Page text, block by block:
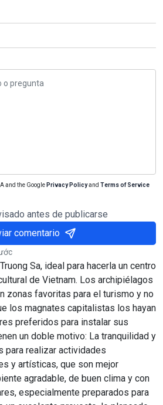
and the Google Privacy Policyand Terms of Service
antes de publicarse
comentario
Sa, ideal para hacerla un centro
de Vietnam. Los archipiélagos
zonas favoritas para el turismo y no
los magnates capitalistas los hayan
preferidos para instalar sus
un doble motivo: La tranquilidad y
para realizar actividades
y artísticas, que son mejor
agradable, de buen clima y con
especialmente preparados para